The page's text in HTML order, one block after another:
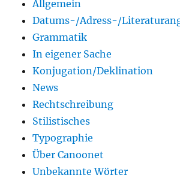
Allgemein
Datums-/Adress-/
Grammatik
In eigener Sache
Konjugation/Deklination
News
Rechtschreibung
Stilistisches
Typographie
Über Canoonet
Unbekannte Wörter